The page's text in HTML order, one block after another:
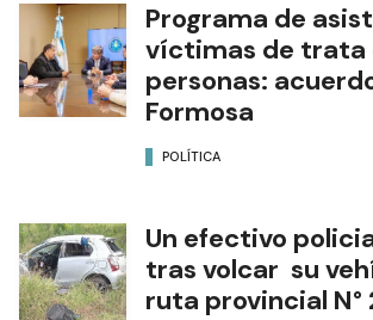
Programa de
víctimas de trata
personas:
Formosa
POLÍTICA
Un efectivo
tras volcar su
ruta provincial N°